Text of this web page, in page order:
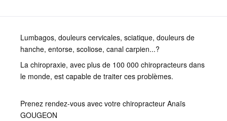
Lumbagos, douleurs cervicales, sciatique, douleurs de
hanche, entorse, scoliose, canal carpien...?
La chiropraxie, avec plus de 100 000 chiropracteurs dans
le monde, est capable de traiter ces problèmes.
Prenez rendez-vous avec votre chiropracteur Anaïs
GOUGEON